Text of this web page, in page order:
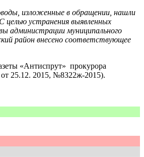
изложенные в обращении, нашли
целью устранения выявленных
администрации муниципального
район внесено соответствующее
«Антиспрут» прокурора
25.12. 2015, №8322ж-2015).